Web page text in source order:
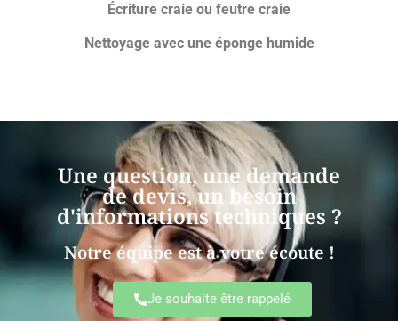
Écriture craie ou feutre craie
Nettoyage avec une éponge humide
Une question, une demande
de devis, un besoin
d'informations techniques ?
Notre équipe est à votre écoute !
Je souhaite être rappelé